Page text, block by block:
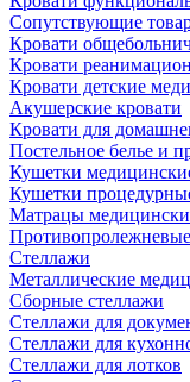
Сопутствующие
Кровати
Кровати
Кровати детские
Акушерские кровати
Кровати для
Постельное белье и
Кушетки
Кушетки
Матрацы
Стеллажи
Металлические
Сборные стеллажи
Стеллажи для
Стеллажи для
Стеллажи для лотков